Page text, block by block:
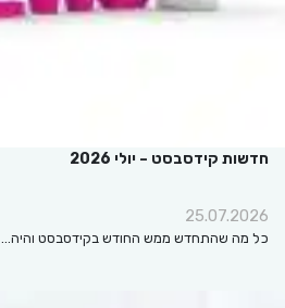
חדשות קידסבסט – יולי 2026
25.07.2026
כל מה שהתחדש ממש החודש בקידסבסט והיה…